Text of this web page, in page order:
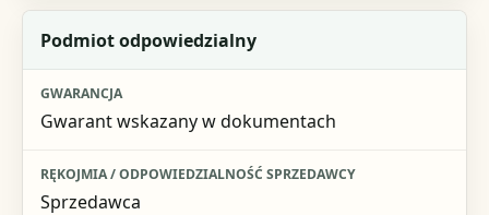
Podmiot odpowiedzialny
Gwarant wskazany w dokumentach
Sprzedawca